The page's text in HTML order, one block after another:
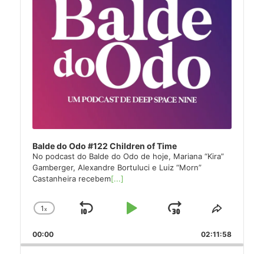
Balde do Odo #122 Children of Time
No podcast do Balde do Odo de hoje, Mariana “Kira”
Gamberger, Alexandre Bortuluci e Luiz “Morn”
Castanheira recebem[...]
Change
Rate
1x
Skip
Play
Jump
Forward
Share
Episode
00:00 02:11:58